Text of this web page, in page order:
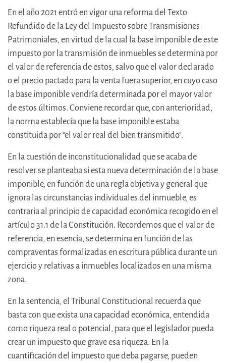
En el año 2021 entró en vigor una reforma del Texto
Refundido de la Ley del Impuesto sobre Transmisiones
Patrimoniales, en virtud de la cual la base imponible de este
impuesto por la transmisión de inmuebles se determina por
el valor de referencia de estos, salvo que el valor declarado
o el precio pactado para la venta fuera superior, en cuyo caso
la base imponible vendría determinada por el mayor valor
de estos últimos. Conviene recordar que, con anterioridad,
la norma establecía que la base imponible estaba
constituida por “el valor real del bien transmitido".
En la cuestión de inconstitucionalidad que se acaba de
resolver se planteaba si esta nueva determinación de la base
imponible, en función de una regla objetiva y general que
ignora las circunstancias individuales del inmueble, es
contraria al principio de capacidad económica recogido en el
artículo 31.1 de la Constitución. Recordemos que el valor de
referencia, en esencia, se determina en función de las
compraventas formalizadas en escritura pública durante un
ejercicio y relativas a inmuebles localizados en una misma
zona.
En la sentencia, el Tribunal Constitucional recuerda que
basta con que exista una capacidad económica, entendida
como riqueza real o potencial, para que el legislador pueda
crear un impuesto que grave esa riqueza. En la
cuantificación del impuesto que deba pagarse, pueden